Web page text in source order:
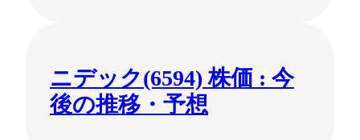
ニデック(6594) 株価 : 今
後の推移・予想